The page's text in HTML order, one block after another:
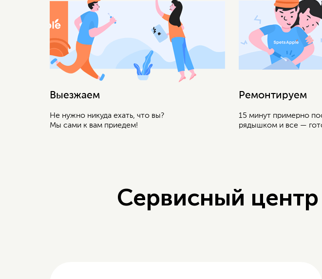
Выезжаем
Не нужно никуда ехать, что вы?
Мы сами к вам приедем!
Ремонтируем
15 минут примерно
рядышком и все —
Сервисный